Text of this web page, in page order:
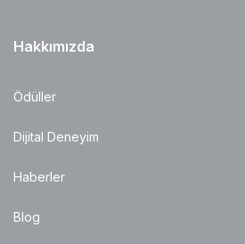
Hakkımızda
Ödüller
Dijital Deneyim
Haberler
Blog